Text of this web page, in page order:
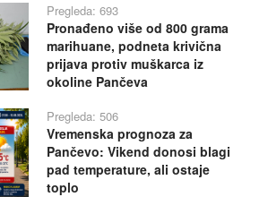
Pregleda: 693
Pronađeno više od 800 grama
marihuane, podneta krivična
prijava protiv muškarca iz
okoline Pančeva
Pregleda: 506
Vremenska prognoza za
Pančevo: Vikend donosi blagi
pad temperature, ali ostaje
toplo